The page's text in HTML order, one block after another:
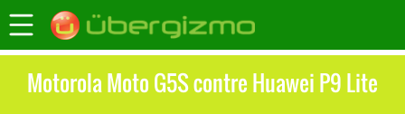
Motorola Moto G5S contre Huawei P9 Lite